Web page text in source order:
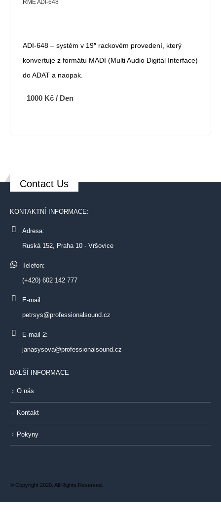
RME ADI-648
ADI-648 – systém v 19″ rackovém provedení, který
konvertuje z formátu MADI (Multi Audio Digital Interface)
do ADAT a naopak.
1000 Kč / Den
Contact Us
KONTAKTNÍ INFORMACE:
Adresa:
Ruská 152, Praha 10 - Vršovice
Telefon:
(+420) 602 142 777
E-mail:
petrsys@professionalsound.cz
E-mail 2:
janasysova@professionalsound.cz
DALŠÍ INFORMACE
O nás
Kontakt
Pokyny
© Copyright 2020. All Rights Reserved.